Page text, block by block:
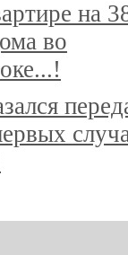
на
во